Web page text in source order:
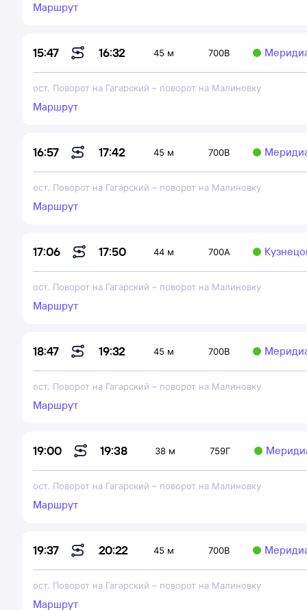
Маршрут
15:47 16:32 45 м 700В
ост. Поворот на Гагарский – поворот на Малиновку
Маршрут
16:57 17:42 45 м 700В
ост. Поворот на Гагарский – поворот на Малиновку
Маршрут
17:06 17:50 44 м 700А
ост. Поворот на Гагарский – поворот на Малиновку
Маршрут
18:47 19:32 45 м 700В
ост. Поворот на Гагарский – поворот на Малиновку
Маршрут
19:00 19:38 38 м 759Г
ост. Поворот на Гагарский – поворот на Малиновку
Маршрут
19:37 20:22 45 м 700В
ост. Поворот на Гагарский – поворот на Малиновку
Маршрут